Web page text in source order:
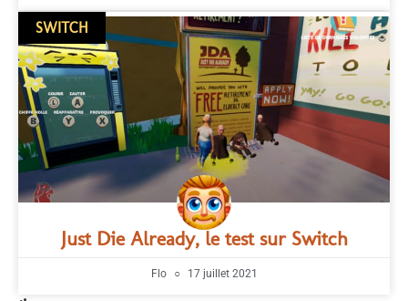
SWITCH
Just Die Already, le test sur Switch
Flo 17 juillet 2021